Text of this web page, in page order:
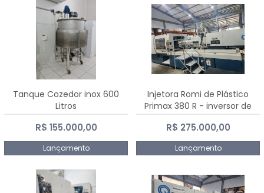
Tanque Cozedor inox 600
Litros
R$ 155.000,00
Lançamento
Injetora Romi de Plástico
Primax 380 R - inversor de
frequência NR 12 - 2008
R$ 275.000,00
Lançamento